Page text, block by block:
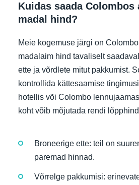
Kuidas saada
madal hind?
Meie kogemuse järgi on
madalaim hind tavaliselt
ette ja võrdlete mitut pakkumist.
kontrollida kättesaamise
hotellis või Colombo
koht võib mõjutada rendi
Broneerige ette: teil on
paremad hinnad.
Võrrelge pakkumisi: